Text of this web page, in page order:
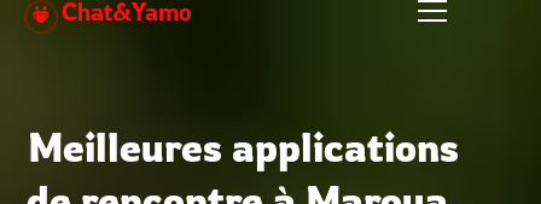
Aller
Chat&Yamo
Meilleures applications